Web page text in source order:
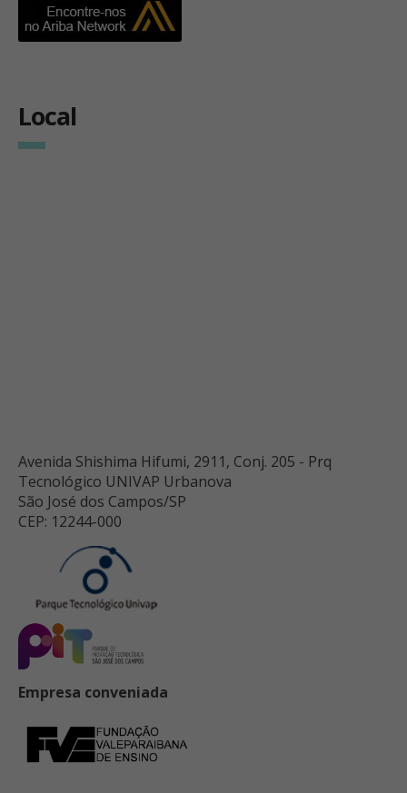
Local
Avenida Shishima Hifumi, 2911, Conj. 205 - Prq
Tecnológico UNIVAP Urbanova
São José dos Campos/SP
CEP: 12244-000
Empresa conveniada